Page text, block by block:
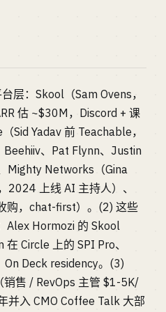
层：Skool（Sam Ovens，
估 ~$30M，Discord + 课
Sid Yadav 前 Teachable，
、Pat Flynn、Justin
Mighty Networks（Gina
2024 上线 AI 主持人）、
购，chat-first）。(2) 这些
Alex Hormozi 的 Skool
Circle 上的 SPI Pro、
On Deck residency。(3)
售 / RevOps 主管 $1-5K/
并入 CMO Coffee Talk 大部